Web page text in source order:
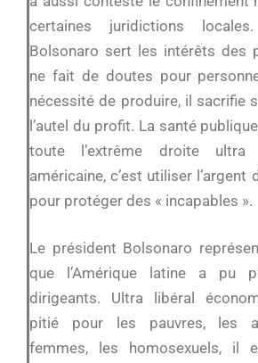
certaines juridictions
Bolsonaro sert les intérêts des
ne fait de doutes pour
nécessité de produire, il sacrifie
l’autel du profit. La santé
toute l’extrême droite ultra
américaine, c’est utiliser l’argent
pour protéger des « incapables ».
Le président Bolsonaro
que l’Amérique latine a pu
dirigeants. Ultra libéral
pitié pour les pauvres, les
femmes, les homosexuels, il